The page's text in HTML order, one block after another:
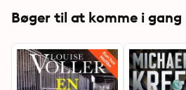
Bøger til at komme i gang